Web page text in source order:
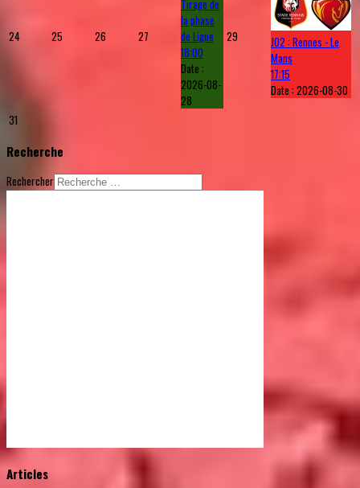
24 25 26 27
Tirage de
la phase
de Ligue
18:00
Date :
2026-08-
28
29
J02 : Rennes - Le
Mans
17:15
Date :2026-08-30
31
Recherche
Rechercher
© Free VinaGecko.com
Articles